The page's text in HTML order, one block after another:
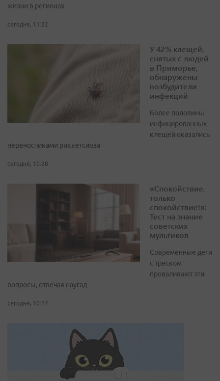
жизни в регионах
сегодня, 11:22
У 42% клещей,
снятых с людей
в Приморье,
обнаружены
возбудители
инфекций
Более половины
инфицированных
клещей оказались
переносчиками риккетсиоза
сегодня, 10:28
«Спокойствие,
только
спокойствие!»:
Тест на знание
советских
мультиков
Современные дети
с треском
проваливают эти
вопросы, отвечая наугад
сегодня, 10:17